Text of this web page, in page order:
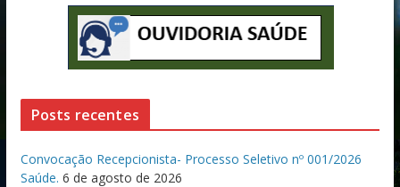
Posts recentes
Convocação Recepcionista- Processo Seletivo nº 001/2026
Saúde. 6 de agosto de 2026